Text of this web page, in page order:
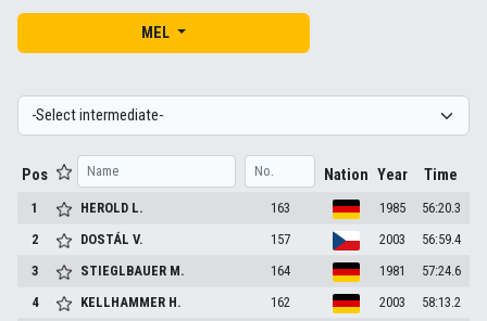
MEL
Pos Nation Year Time
1 HEROLD L. 163 1985
56:20.3
2
DOSTÁLV. 157 2003
56:59.4
3
STIEGLBAUER M. 164 1981
57:24.6
4
KELLHAMMER H. 162 2003
58:13.2